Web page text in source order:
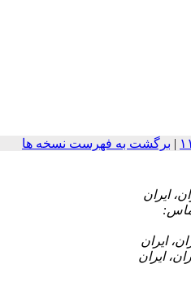
| برگشت به فهرست نسخه ها